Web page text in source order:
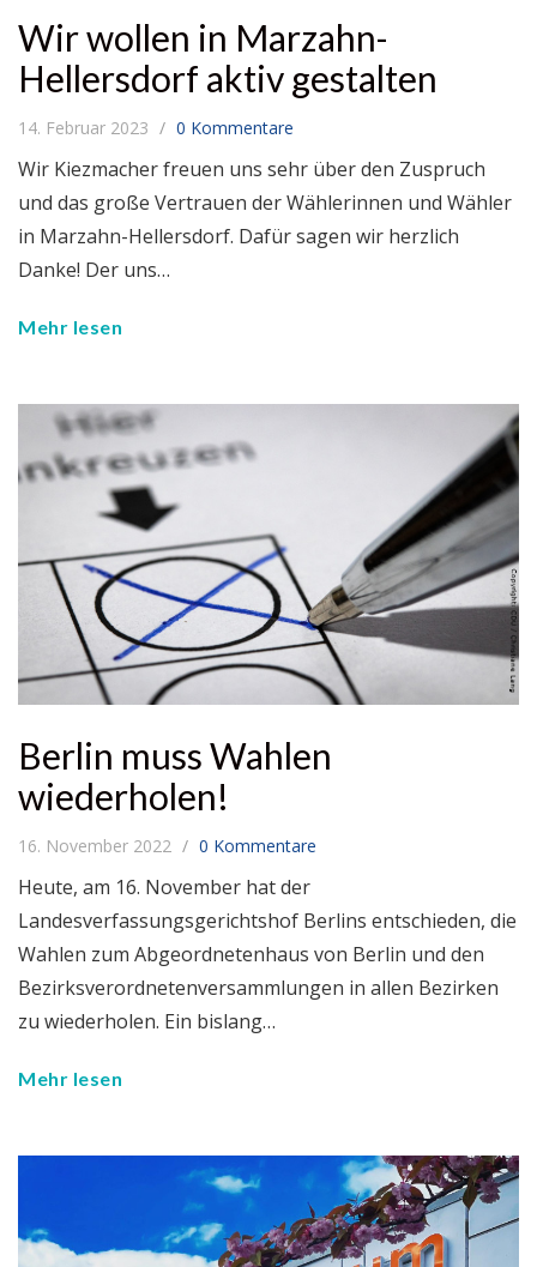
Wir wollen in Marzahn-
Hellersdorf aktiv gestalten
14. Februar 2023 0 Kommentare
Wir Kiezmacher freuen uns sehr über den Zuspruch
und das große Vertrauen der Wählerinnen und Wähler
in Marzahn-Hellersdorf. Dafür sagen wir herzlich
Danke! Der uns…
Mehr lesen
Berlin muss Wahlen
wiederholen!
16. November 2022 0 Kommentare
Heute, am 16. November hat der
Landesverfassungsgerichtshof Berlins entschieden, die
Wahlen zum Abgeordnetenhaus von Berlin und den
Bezirksverordnetenversammlungen in allen Bezirken
zu wiederholen. Ein bislang…
Mehr lesen